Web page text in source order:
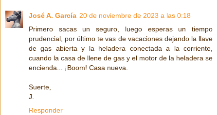
José A. García 20 de noviembre de 2023 a las 0:18
Primero sacas un seguro, luego esperas un tiempo
prudencial, por último te vas de vacaciones dejando la llave
de gas abierta y la heladera conectada a la corriente,
cuando la casa de llene de gas y el motor de la heladera se
encienda... ¡Boom! Casa nueva.
Suerte,
J.
Responder